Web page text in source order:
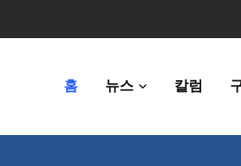
홈 뉴스 칼럼